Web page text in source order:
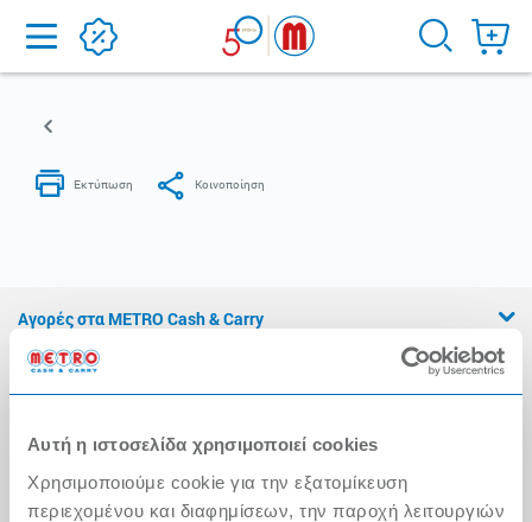
Αυτή η ιστοσελίδα χρησιμοποιεί cookies
Χρησιμοποιούμε cookie για την εξατομίκευση
περιεχομένου και διαφημίσεων, την παροχή λειτουργιών
Home
Αγορές στα METRO Cash & Carry
Εμπειρία METRO Cash & Carry
Η Αλυσίδα
Press Kit